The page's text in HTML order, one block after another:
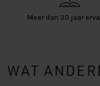
Meer dan 30 jaar
WAT